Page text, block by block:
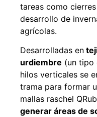
tareas como
desarrollo de
agrícolas.
Desarrolladas en
urdiembre (un tipo
hilos verticales se
trama para formar
mallas raschel
generar áreas de